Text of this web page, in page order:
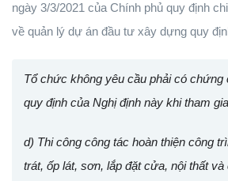
ngày 3/3/2021 của Chính phủ quy định
về quản lý dự án đầu tư xây dựng quy
Tổ chức không yêu cầu phải có chứng
quy định của Nghị định này khi tham
d) Thi công công tác hoàn thiện công
trát, ốp lát, sơn, lắp đặt cửa, nội thất